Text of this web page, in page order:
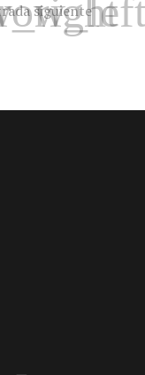
siguiente